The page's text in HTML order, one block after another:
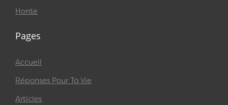
Honte
Pages
Accueil
Réponses Pour Ta Vie
Articles